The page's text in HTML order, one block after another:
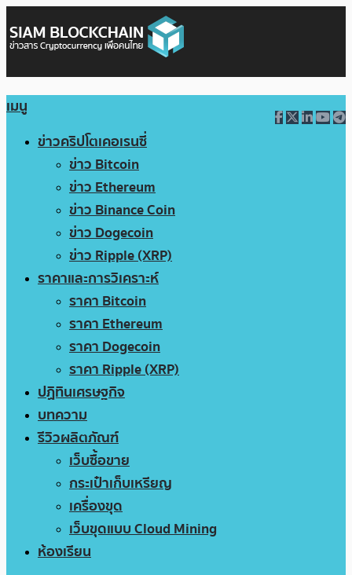
เมนู
ข่าวคริปโตเคอเรนซี่
ข่าว Bitcoin
ข่าว Ethereum
ข่าว Binance Coin
ข่าว Dogecoin
ข่าว Ripple (XRP)
ราคาและการวิเคราะห์
ราคา Bitcoin
ราคา Ethereum
ราคา Dogecoin
ราคา Ripple (XRP)
ปฏิทินเศรษฐกิจ
บทความ
รีวิวผลิตภัณฑ์
เว็บซื้อขาย
กระเป๋าเก็บเหรียญ
เครื่องขุด
เว็บขุดแบบ Cloud Mining
ห้องเรียน